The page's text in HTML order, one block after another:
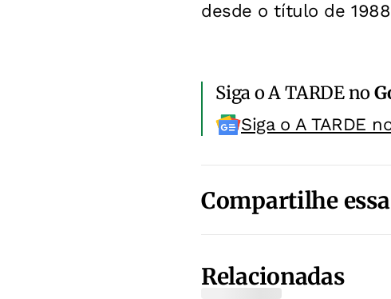
desde o título de
Siga o A TARDE no
Siga o A TARDE
Compartilhe
Relacionadas